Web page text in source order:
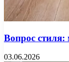
Вопрос
03.06.2026